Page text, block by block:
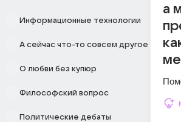
Информационные технологии
А сейчас что-то совсем другое
О любви без купюр
Философский вопрос
Политические дебаты
а